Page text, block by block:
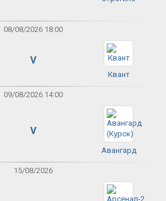
08/08/2026 18:00
V
Квант
09/08/2026 14:00
V
Авангард
15/08/2026